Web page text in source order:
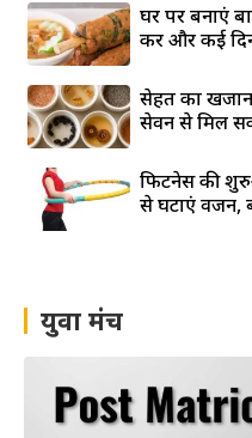
घर पर बनाएं
करें और कई
सेहत का
सेवन से मिल
फिटनेस की
से घटाएं वजन,
युवा मंच